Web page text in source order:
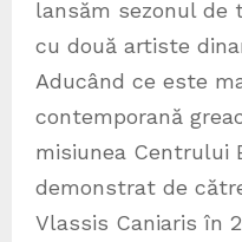
lansăm sezonul de
cu două artiste
Aducând ce este
contemporană
misiunea Centrului
demonstrat de
Vlassis Caniaris în